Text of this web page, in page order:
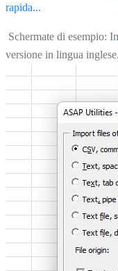
rapida...
Schermate di esempio:
versione in lingua